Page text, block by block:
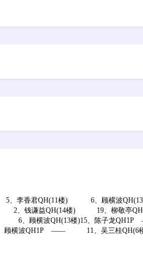
香君QH(11楼) 6、顾横波
谦益QH(14楼) 19、柳敬亭
横波QH(13楼)15、陈子龙
横波QH1P —— 11、吴三桂QH(6